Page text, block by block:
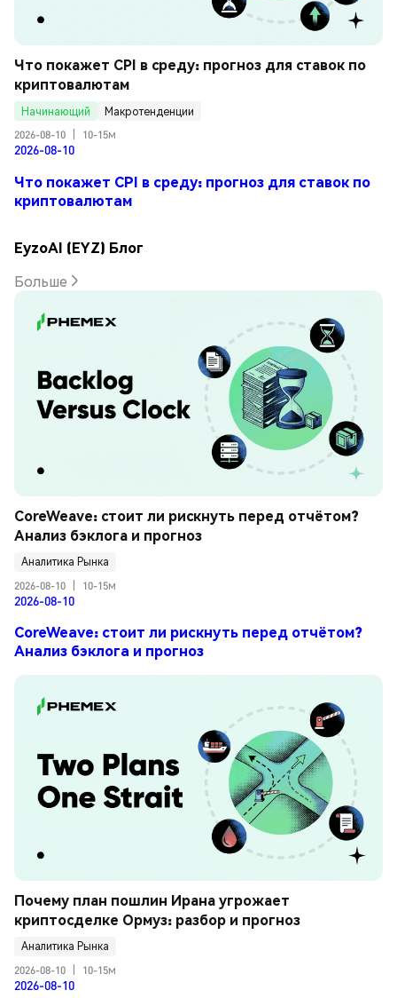
Что покажет CPI в среду: прогноз для ставок по
криптовалютам
Начинающий
Макротенденции
2026-08-10
10-15м
2026-08-10
Что покажет CPI в среду: прогноз для ставок по
криптовалютам
EyzoAI (EYZ) Блог
Больше
CoreWeave: стоит ли рискнуть перед отчётом?
Анализ бэклога и прогноз
Аналитика Рынка
2026-08-10
10-15м
2026-08-10
CoreWeave: стоит ли рискнуть перед отчётом?
Анализ бэклога и прогноз
Почему план пошлин Ирана угрожает
криптосделке Ормуз: разбор и прогноз
Аналитика Рынка
2026-08-10
10-15м
2026-08-10